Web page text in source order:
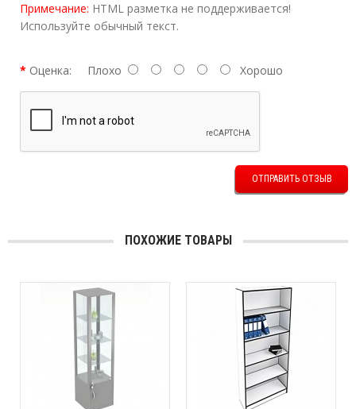
Примечание: HTML разметка не поддерживается!
Используйте обычный текст.
Оценка: Плохо Хорошо
ОТПРАВИТЬ ОТЗЫВ
ПОХОЖИЕ ТОВАРЫ